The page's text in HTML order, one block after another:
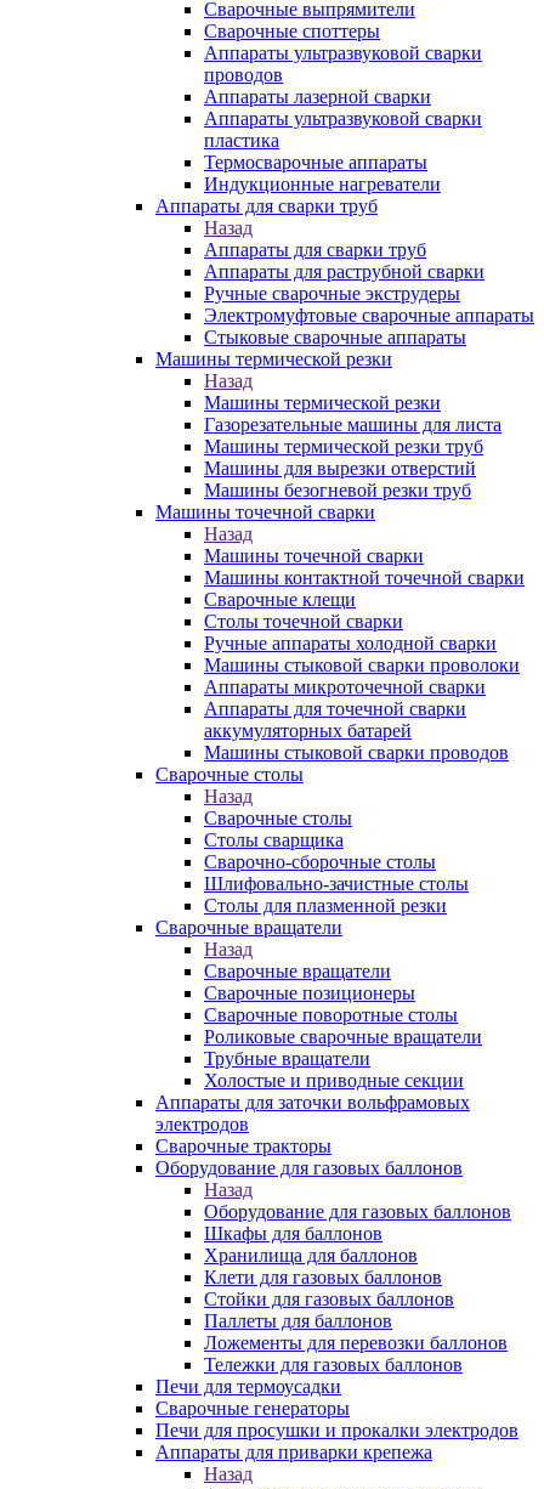
Сварочные выпрямители
Сварочные споттеры
Аппараты ультразвуковой сварки
проводов
Аппараты лазерной сварки
Аппараты ультразвуковой сварки
пластика
Термосварочные аппараты
Индукционные нагреватели
Аппараты для сварки труб
Назад
Аппараты для сварки труб
Аппараты для раструбной сварки
Ручные сварочные экструдеры
Электромуфтовые сварочные аппараты
Стыковые сварочные аппараты
Машины термической резки
Назад
Машины термической резки
Газорезательные машины для листа
Машины термической резки труб
Машины для вырезки отверстий
Машины безогневой резки труб
Машины точечной сварки
Назад
Машины точечной сварки
Машины контактной точечной сварки
Сварочные клещи
Столы точечной сварки
Ручные аппараты холодной сварки
Машины стыковой сварки проволоки
Аппараты микроточечной сварки
Аппараты для точечной сварки
аккумуляторных батарей
Машины стыковой сварки проводов
Сварочные столы
Назад
Сварочные столы
Столы сварщика
Сварочно-сборочные столы
Шлифовально-зачистные столы
Столы для плазменной резки
Сварочные вращатели
Назад
Сварочные вращатели
Сварочные позиционеры
Сварочные поворотные столы
Роликовые сварочные вращатели
Трубные вращатели
Холостые и приводные секции
Аппараты для заточки вольфрамовых
электродов
Сварочные тракторы
Оборудование для газовых баллонов
Назад
Оборудование для газовых баллонов
Шкафы для баллонов
Хранилища для баллонов
Клети для газовых баллонов
Стойки для газовых баллонов
Паллеты для баллонов
Ложементы для перевозки баллонов
Тележки для газовых баллонов
Печи для термоусадки
Сварочные генераторы
Печи для просушки и прокалки электродов
Аппараты для приварки крепежа
Назад